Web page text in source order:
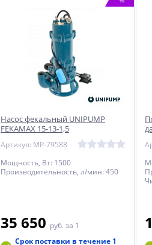
Насос фекальный UNIPUMP
FEKAMAX 15-13-1,5
Артикул: MP-79588
Мощность, Вт: 1500
Производительность, л/мин: 450
35 650 руб. за 1
Срок поставки в течение 1